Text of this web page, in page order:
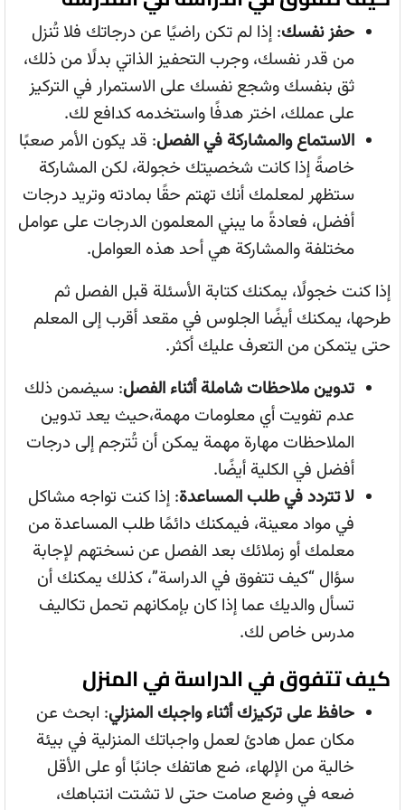
حفز نفسك: إذا لم تكن راضيًا عن درجاتك فلا تُنزل
من قدر نفسك، وجرب التحفيز الذاتي بدلًا من ذلك،
ثق بنفسك وشجع نفسك على الاستمرار في التركيز
على عملك، اختر هدفًا واستخدمه كدافع لك.
الاستماع والمشاركة في الفصل: قد يكون الأمر صعبًا
خاصةً إذا كانت شخصيتك خجولة، لكن المشاركة
ستظهر لمعلمك أنك تهتم حقًا بمادته وتريد درجات
أفضل، فعادةً ما يبني المعلمون الدرجات على عوامل
مختلفة والمشاركة هي أحد هذه العوامل.
إذا كنت خجولًا، يمكنك كتابة الأسئلة قبل الفصل ثم
طرحها، يمكنك أيضًا الجلوس في مقعد أقرب إلى المعلم
حتى يتمكن من التعرف عليك أكثر.
تدوين ملاحظات شاملة أثناء الفصل: سيضمن ذلك
عدم تفويت أي معلومات مهمة،حيث يعد تدوين
الملاحظات مهارة مهمة يمكن أن تُترجم إلى درجات
أفضل في الكلية أيضًا.
لا تتردد في طلب المساعدة: إذا كنت تواجه مشاكل
في مواد معينة، فيمكنك دائمًا طلب المساعدة من
معلمك أو زملائك بعد الفصل عن نسختهم لإجابة
سؤال “كيف تتفوق في الدراسة”، كذلك يمكنك أن
تسأل والديك عما إذا كان بإمكانهم تحمل تكاليف
مدرس خاص لك.
كيف تتفوق في الدراسة في المنزل
حافظ على تركيزك أثناء واجبك المنزلي: ابحث عن
مكان عمل هادئ لعمل واجباتك المنزلية في بيئة
خالية من الإلهاء، ضع هاتفك جانبًا أو على الأقل
ضعه في وضع صامت حتى لا تشتت انتباهك،